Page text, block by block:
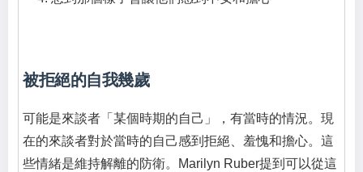
被拒絕的自我幾歲
可能是來談者「某個時期的自己」，有當時的情況。現
在的來談者對於當時的自己感到拒絕、羞愧和擔心。這
些情緒是維持解離的防衛。Marilyn Ruber提到可以從這